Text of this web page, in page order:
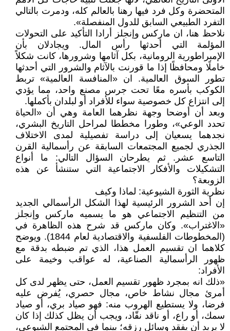
المتحضرة وكل فرد فيها رهنا بالعالم كله، ودمرت بالتالي
التفرد الطبيعي السابق للدول المنفصلة».
نلاحظ هنا، ان ماركس وإنجلز أرادا التأكيد على التحولات
المؤلمة التي أحدثها رأس المال. ويجادلان بأن
الإمبراطورية الرومانية، بكل آثامها وشرورها، كانت شكلاً
خاملًا ومحافظًا إذا ما قورنت بالآثام والشرور التي أحدثها
تطور السوق العالمية. ان «المنافسة العالمية» تربط
الكوكب بأسره معًا تحت جرس مصنع واحد، مما يؤدي
إلى انتزاع كل خصوصية سواء للأفراد أو لبلدان بأكملها.
وبعد أن أوضحا وجهة نظرهما العامة وهي أن «الحياة
تحدد الوعي»، وطورا مخططا لمراحل التاريخ البشري،
نجدهما يسعيان إلى دراسة تفصيلية لمدى الاختلاف
الجذري لجميع المجتمعات السابقة عن رأسمالية القرن
التاسع عشر. ثم يطرحان السؤال التالي: ما أنواع
التشكيلات والأفكار الاجتماعية التي ستنشأ عن هذه
الزوبعة؟
نظرية الثورة الشيوعية: لماذا وكيف
إن أحد الشرور الرئيسية لهذا الشكل الرأسمالي الجديد
من التنظيم الاجتماعي هو ما يسميه ماركس وإنجلز
«الاغتراب». وكان ماركس قد شرح هذه الظاهرة في
(المخطوطات الفلسفية والاقتصادية لعام 1844). ويوضح
كلاهما ان تقسيم العمل هذا، الذي تم ضبطه بدقة مع
ظهور الرأسمالية الصناعية، له عواقب وخيمة على
الأفراد:
«ذلك انه بمجرد ظهور تقسيم العمل، حتى يظهر لدى كل
أمرئ مجال نشاط خاص، مجال حصري، يُفرض عليه
فرضا، ولا يستطيع الهروب منه: فهو صياد بري، أو صياد
سمك، أو راع، أو ناقد نقّاد، ويجب أن يظل كذلك إذا كان
لا يريد أن يفقد وسائل رزقه؛ بينما في المجتمع الشيوعي،